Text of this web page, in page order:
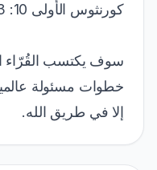
كورنثوس الأولى 10: 13.
سوف يكتسب القُرّاء
خطوات مسئولة
إلا في طريق الله.